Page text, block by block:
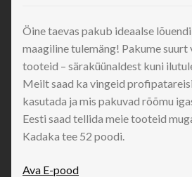
Öine taevas pakub ideaalse
maagiline tulemäng! Pakume
tooteid – säraküünaldest kuni
Meilt saad ka vingeid
kasutada ja mis pakuvad rõõmu
Eesti saad tellida meie tooteid
Kadaka tee 52 poodi.
Ava E-pood